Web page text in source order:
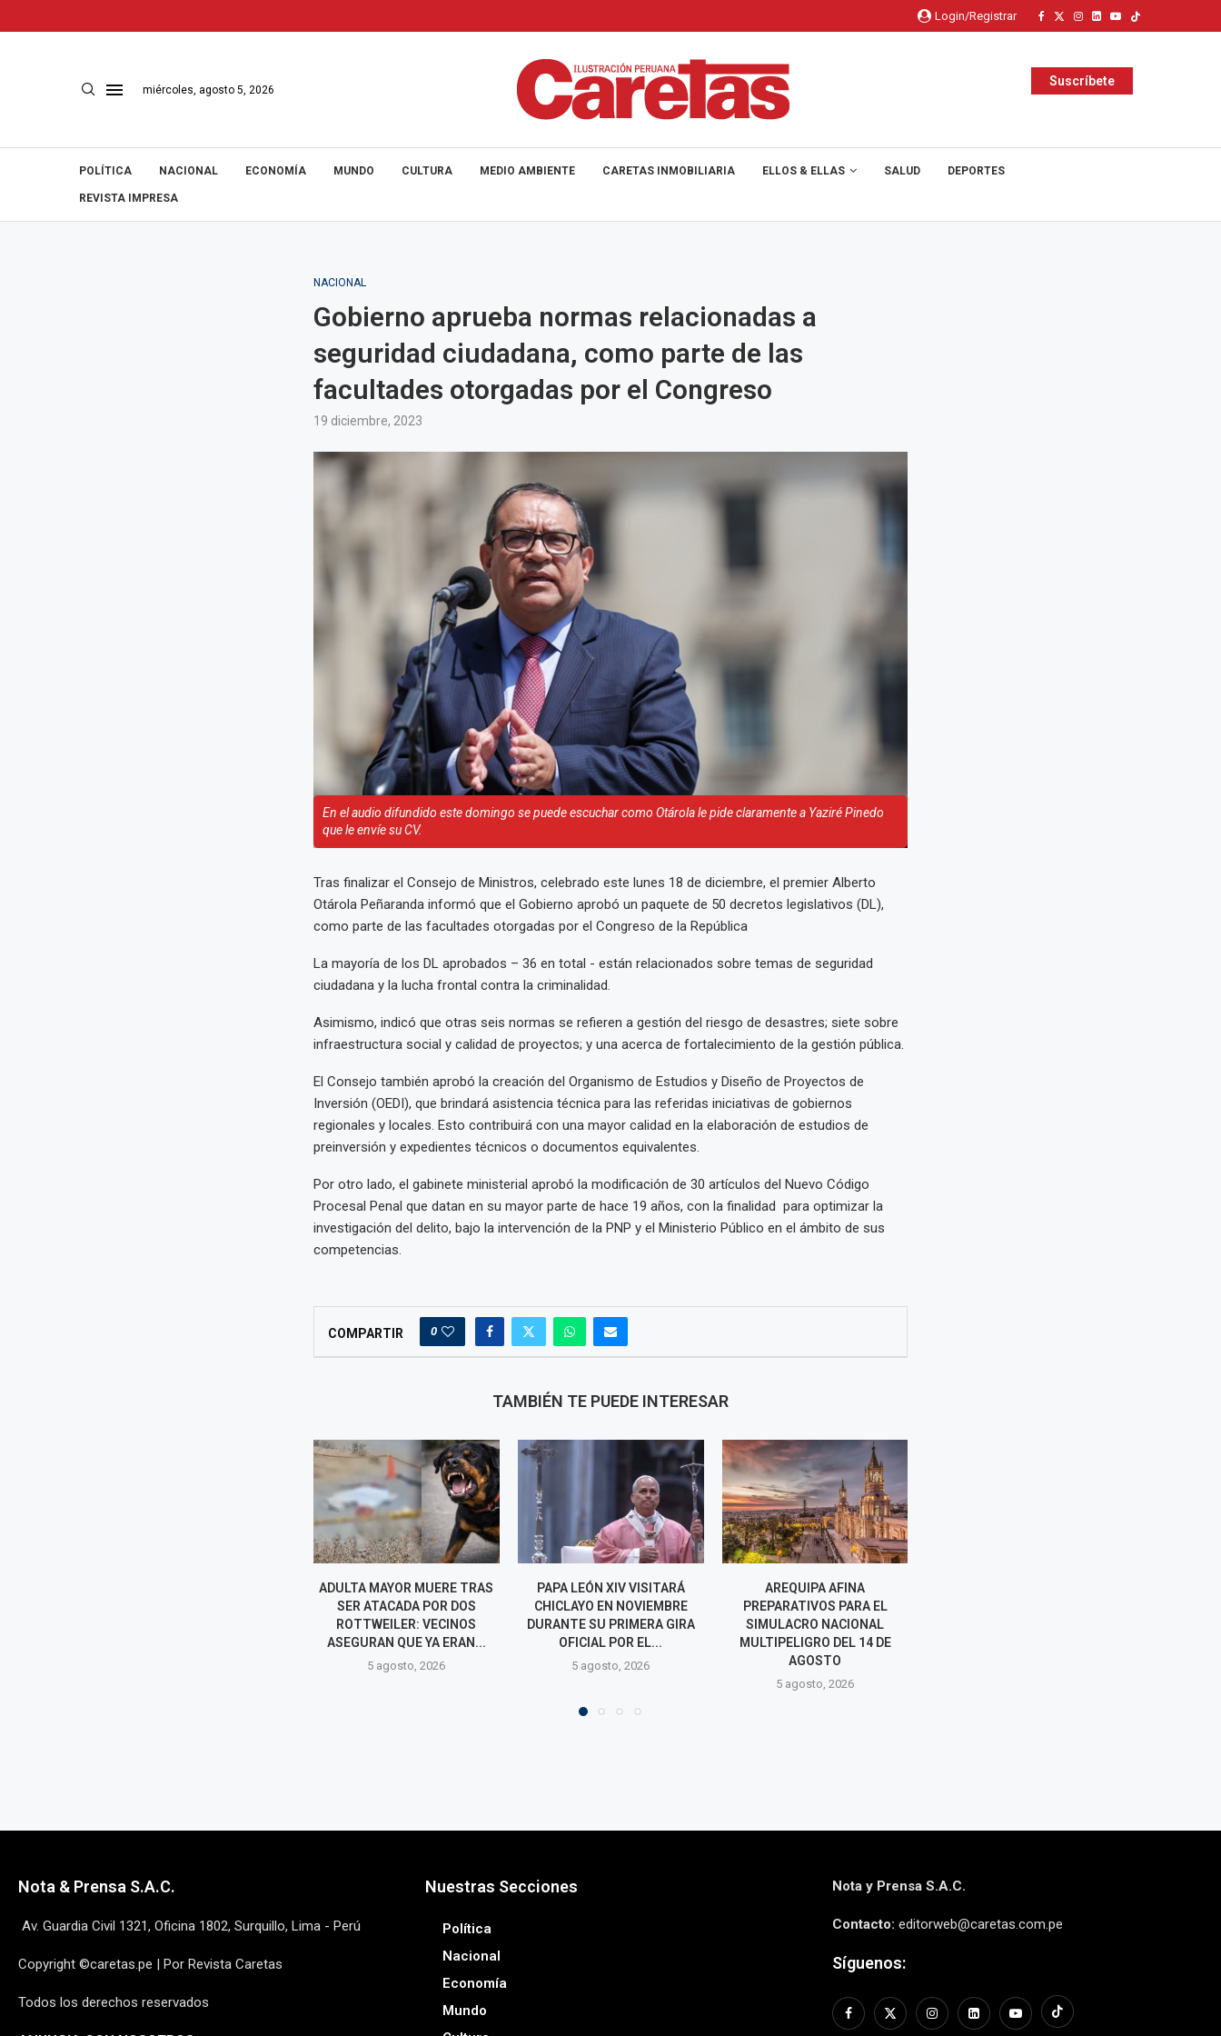
Login/Registrar
miércoles, agosto 5, 2026
Suscríbete
POLÍTICA NACIONAL ECONOMÍA MUNDO CULTURA MEDIO AMBIENTE CARETAS INMOBILIARIA ELLOS & ELLAS SALUD DEPORTES
REVISTA IMPRESA
NACIONAL
Gobierno aprueba normas relacionadas a
seguridad ciudadana, como parte de las
facultades otorgadas por el Congreso
19 diciembre, 2023
En el audio difundido este domingo se puede escuchar como Otárola le pide claramente a Yaziré Pinedo
que le envíe su CV.
Tras finalizar el Consejo de Ministros, celebrado este lunes 18 de diciembre, el premier Alberto
Otárola Peñaranda informó que el Gobierno aprobó un paquete de 50 decretos legislativos (DL),
como parte de las facultades otorgadas por el Congreso de la República
La mayoría de los DL aprobados – 36 en total - están relacionados sobre temas de seguridad
ciudadana y la lucha frontal contra la criminalidad.
Asimismo, indicó que otras seis normas se refieren a gestión del riesgo de desastres; siete sobre
infraestructura social y calidad de proyectos; y una acerca de fortalecimiento de la gestión pública.
El Consejo también aprobó la creación del Organismo de Estudios y Diseño de Proyectos de
Inversión (OEDI), que brindará asistencia técnica para las referidas iniciativas de gobiernos
regionales y locales. Esto contribuirá con una mayor calidad en la elaboración de estudios de
preinversión y expedientes técnicos o documentos equivalentes.
Por otro lado, el gabinete ministerial aprobó la modificación de 30 artículos del Nuevo Código
Procesal Penal que datan en su mayor parte de hace 19 años, con la finalidad para optimizar la
investigación del delito, bajo la intervención de la PNP y el Ministerio Público en el ámbito de sus
competencias.
COMPARTIR 0
TAMBIÉN TE PUEDE INTERESAR
PAPA LEÓN XIV VISITARÁ
CHICLAYO EN NOVIEMBRE
DURANTE SU PRIMERA GIRA
OFICIAL POR EL...
5 agosto, 2026
AREQUIPA AFINA
PREPARATIVOS PARA EL
SIMULACRO NACIONAL
MULTIPELIGRO DEL 14 DE
AGOSTO
AGRO RURAL IMPULSA EL
MEJORAMIENTO GENÉTICO DE
MÁS DE 6.300 ALPACAS EN
OCHO REGIONES
5 agosto, 2026
Nota & Prensa S.A.C.
Av. Guardia Civil 1321, Oficina 1802, Surquillo, Lima - Perú
Copyright ©caretas.pe | Por Revista Caretas
Todos los derechos reservados
Nuestras Secciones
Política
Nacional
Economía
Mundo
Nota y Prensa S.A.C.
Contacto: editorweb@caretas.com.pe
Síguenos: